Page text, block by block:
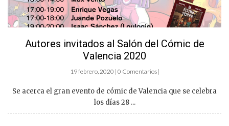
Autores invitados al Salón del Cómic de
Valencia 2020
19 febrero, 2020 | 0 Comentarios |
Se acerca el gran evento de cómic de Valencia que se celebra
los días 28 ...